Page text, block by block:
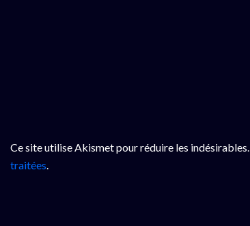
Ce site utilise Akismet pour réduire les indésirables.
traitées.